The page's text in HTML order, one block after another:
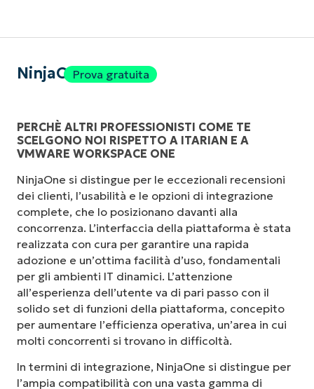
NinjaOneProva gratuita
PERCHÈ ALTRI PROFESSIONISTI COME TE
SCELGONO NOI RISPETTO A ITARIAN E A
VMWARE WORKSPACE ONE
NinjaOne si distingue per le eccezionali recensioni
dei clienti, l’usabilità e le opzioni di integrazione
complete, che lo posizionano davanti alla
concorrenza. L’interfaccia della piattaforma è stata
realizzata con cura per garantire una rapida
adozione e un’ottima facilità d’uso, fondamentali
per gli ambienti IT dinamici. L’attenzione
all’esperienza dell’utente va di pari passo con il
solido set di funzioni della piattaforma, concepito
per aumentare l’efficienza operativa, un’area in cui
molti concorrenti si trovano in difficoltà.
In termini di integrazione, NinjaOne si distingue per
l’ampia compatibilità con una vasta gamma di